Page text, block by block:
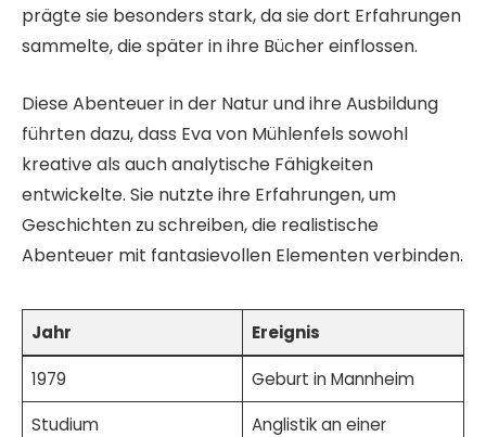
prägte sie besonders stark, da sie dort Erfahrungen
sammelte, die später in ihre Bücher einflossen.
Diese Abenteuer in der Natur und ihre Ausbildung
führten dazu, dass Eva von Mühlenfels sowohl
kreative als auch analytische Fähigkeiten
entwickelte. Sie nutzte ihre Erfahrungen, um
Geschichten zu schreiben, die realistische
Abenteuer mit fantasievollen Elementen verbinden.
Jahr Ereignis
1979
Geburt in Mannheim
Studium
Anglistik an einer